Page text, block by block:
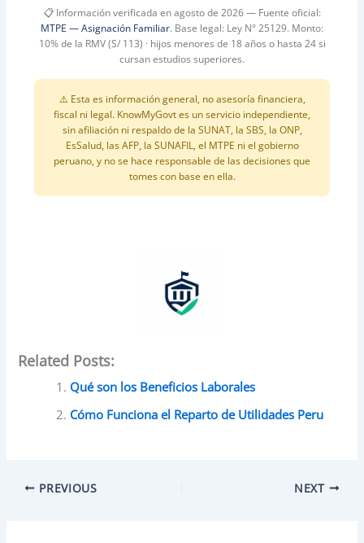
📋 Información verificada en agosto de 2026 — Fuente oficial:
MTPE — Asignación Familiar. Base legal: Ley N° 25129. Monto:
10% de la RMV (S/ 113) · hijos menores de 18 años o hasta 24 si
cursan estudios superiores.
⚠️ Esta es información general, no asesoría financiera,
fiscal ni legal. KnowMyGovt es un servicio independiente,
sin afiliación ni respaldo de la SUNAT, la SBS, la ONP,
EsSalud, las AFP, la SUNAFIL, el MTPE ni el gobierno
peruano, y no se hace responsable de las decisiones que
tomes con base en ella.
Related Posts:
Qué son los Beneficios Laborales
Cómo Funciona el Reparto de Utilidades Peru
PREVIOUS NEXT